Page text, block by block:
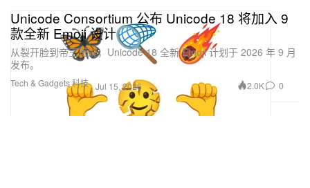
Tech & Gadgets 科技
Unicode Consortium 公布 Unicode 18 将加入 9
款全新 Emoji 设计
从裂开脸到帝王斑蝶，Unicode 18 全新 Emoji 计划于 2026 年 9 月
发布。
Jul 15, 2026 2.0K 0